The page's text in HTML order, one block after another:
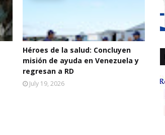
Héroes de la salud: Concluyen
misión de ayuda en Venezuela y
regresan a RD
July 19, 2026